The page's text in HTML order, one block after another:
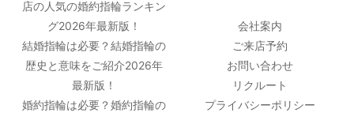
店の人気の婚約指輪ランキン
グ2026年最新版！
結婚指輪は必要？結婚指輪の
歴史と意味をご紹介2026年
最新版！
婚約指輪は必要？婚約指輪の
会社案内
ご来店予約
お問い合わせ
リクルート
プライバシーポリシー